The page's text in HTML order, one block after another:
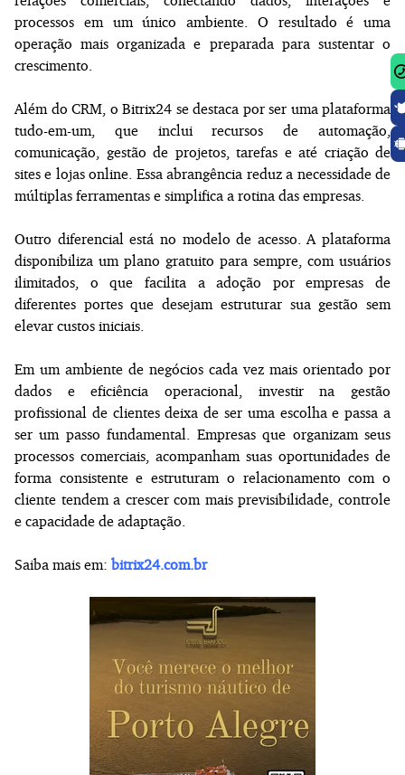
processos em um único ambiente. O resultado é uma
operação mais organizada e preparada para sustentar o
crescimento.
Além do CRM, o Bitrix24 se destaca por ser uma plataforma
tudo-em-um, que inclui recursos de automação,
comunicação, gestão de projetos, tarefas e até criação de
sites e lojas online. Essa abrangência reduz a necessidade de
múltiplas ferramentas e simplifica a rotina das empresas.
Outro diferencial está no modelo de acesso. A plataforma
disponibiliza um plano gratuito para sempre, com usuários
ilimitados, o que facilita a adoção por empresas de
diferentes portes que desejam estruturar sua gestão sem
elevar custos iniciais.
Em um ambiente de negócios cada vez mais orientado por
dados e eficiência operacional, investir na gestão
profissional de clientes deixa de ser uma escolha e passa a
ser um passo fundamental. Empresas que organizam seus
processos comerciais, acompanham suas oportunidades de
forma consistente e estruturam o relacionamento com o
cliente tendem a crescer com mais previsibilidade, controle
e capacidade de adaptação.
Saiba mais em: bitrix24.com.br